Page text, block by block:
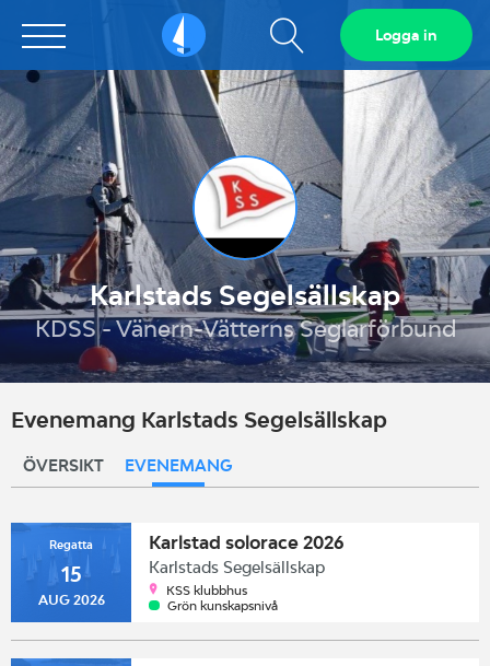
Sailarena Visa
sökfält
Logga in
Karlstads Segelsällskap
KDSS - Vänern-Vätterns Seglarförbund
Evenemang Karlstads Segelsällskap
ÖVERSIKT EVENEMANG
Regatta
15
AUG 2026
Karlstad solorace 2026
Karlstads Segelsällskap
KSS klubbhus
Grön kunskapsnivå